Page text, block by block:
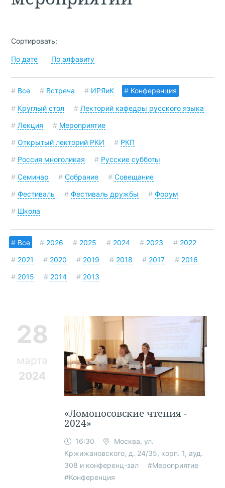
Сортировать:
По дате По алфавиту
# Все # Встреча # ИРЯиК # Конференция
# Круглый стол # Лекторий кафедры русского языка
# Лекция # Мероприятие
# Открытый лекторий РКИ # РКП
# Россия многоликая # Русские субботы
# Семинар # Собрание # Совещание
# Фестиваль # Фестиваль дружбы # Форум
# Школа
# Все # 2026 # 2025 # 2024 # 2023 # 2022
# 2021 # 2020 # 2019 # 2018 # 2017 # 2016
# 2015 # 2014 # 2013
28
марта
2024
«Ломоносовские чтения -
2024»
16:30
Москва, ул.
Кржижановского, д. 24/35, корп. 1, ауд.
308 и конференц-зал
#Мероприятие
#Конференция